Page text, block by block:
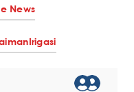
News
Irigasi